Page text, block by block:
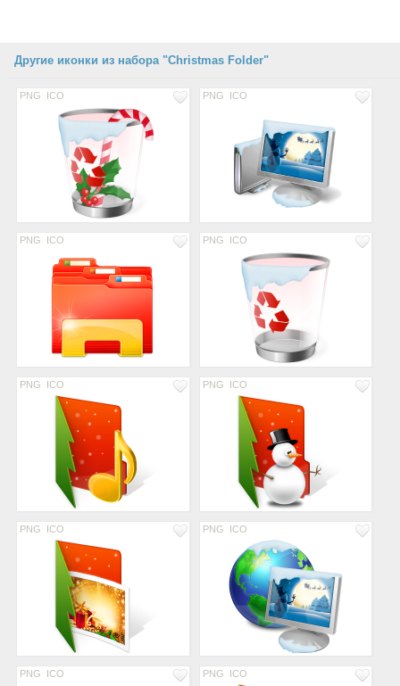
Другие иконки из набора "Christmas Folder"
PNG ICO PNG ICO
PNG ICO PNG ICO
PNG ICO PNG ICO
PNG ICO PNG ICO
PNG ICO PNG ICO